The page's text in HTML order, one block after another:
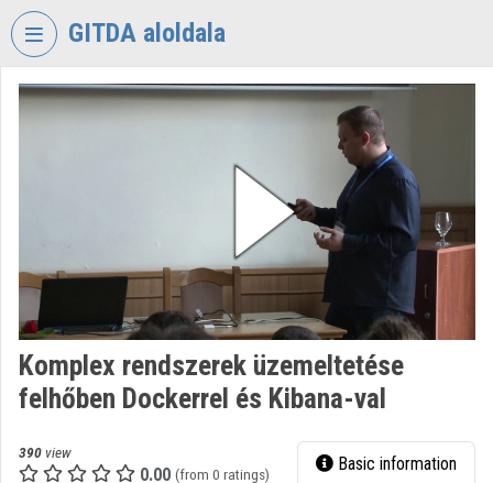
Skip header
GITDA aloldala
VIDEOTORIUM
Organization home
Organization discovery
Categories
Komplex rendszerek üzemeltetése
felhőben Dockerrel és Kibana-val
390 view
0.00 (from 0 ratings) Basic information